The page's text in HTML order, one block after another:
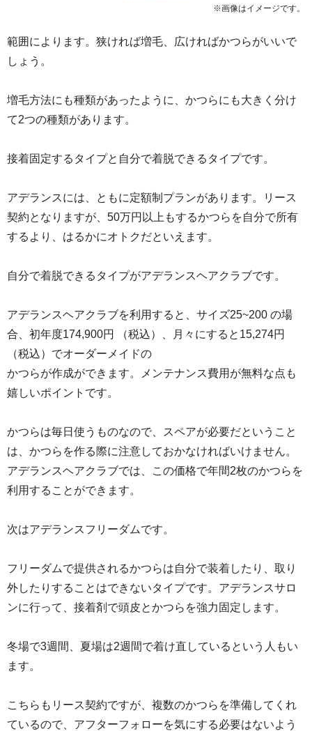
※画像はイメージです。
範囲によります。狭ければ増毛、広ければかつらがいいで
しょう。
増毛方法にも種類があったように、かつらにも大きく分け
て2つの種類があります。
接着固定するタイプと自分で着脱できるタイプです。
アデランスには、ともに定額制プランがあります。リース
契約となりますが、50万円以上もするかつらを自分で所有
するより、はるかにオトクだといえます。
自分で着脱できるタイプがアデランスヘアクラブです。
アデランスヘアクラブを利用すると、サイズ25~200 の場
合、初年度174,900円 （税込）、月々にすると15,274円
（税込）でオーダーメイドの
かつらが作成ができます。メンテナンス費用が無料な点も
嬉しいポイントです。
かつらは毎日使うものなので、スペアが必要だということ
は、かつらを作る際に注意しておかなければいけません。
アデランスヘアクラブでは、この価格で年間2枚のかつらを
利用することができます。
次はアデランスフリーダムです。
フリーダムで提供されるかつらは自分で装着したり、取り
外したりすることはできないタイプです。アデランスサロ
ンに行って、接着剤で頭皮とかつらを強力固定します。
冬場で3週間、夏場は2週間で着け直しているという人もい
ます。
こちらもリース契約ですが、複数のかつらを準備してくれ
ているので、アフターフォローを気にする必要はないよう